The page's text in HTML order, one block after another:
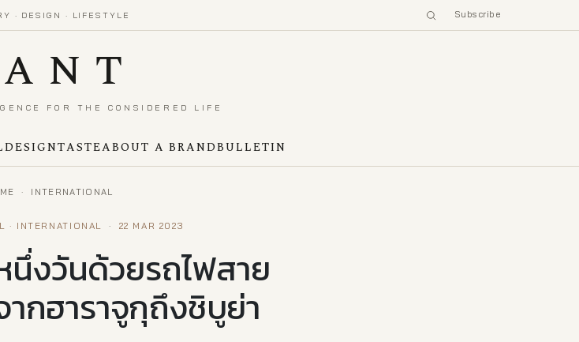
· DESIGN · LIFESTYLE Subscribe
FOR THE CONSIDERED LIFE
DESIGNTASTEABOUT A BRANDBULLETIN
· INTERNATIONAL
· INTERNATIONAL · 22 MAR 2023
นึ่งวันด้วยรถไฟสาย
กฮาราจูกุถึงชิบูย่า